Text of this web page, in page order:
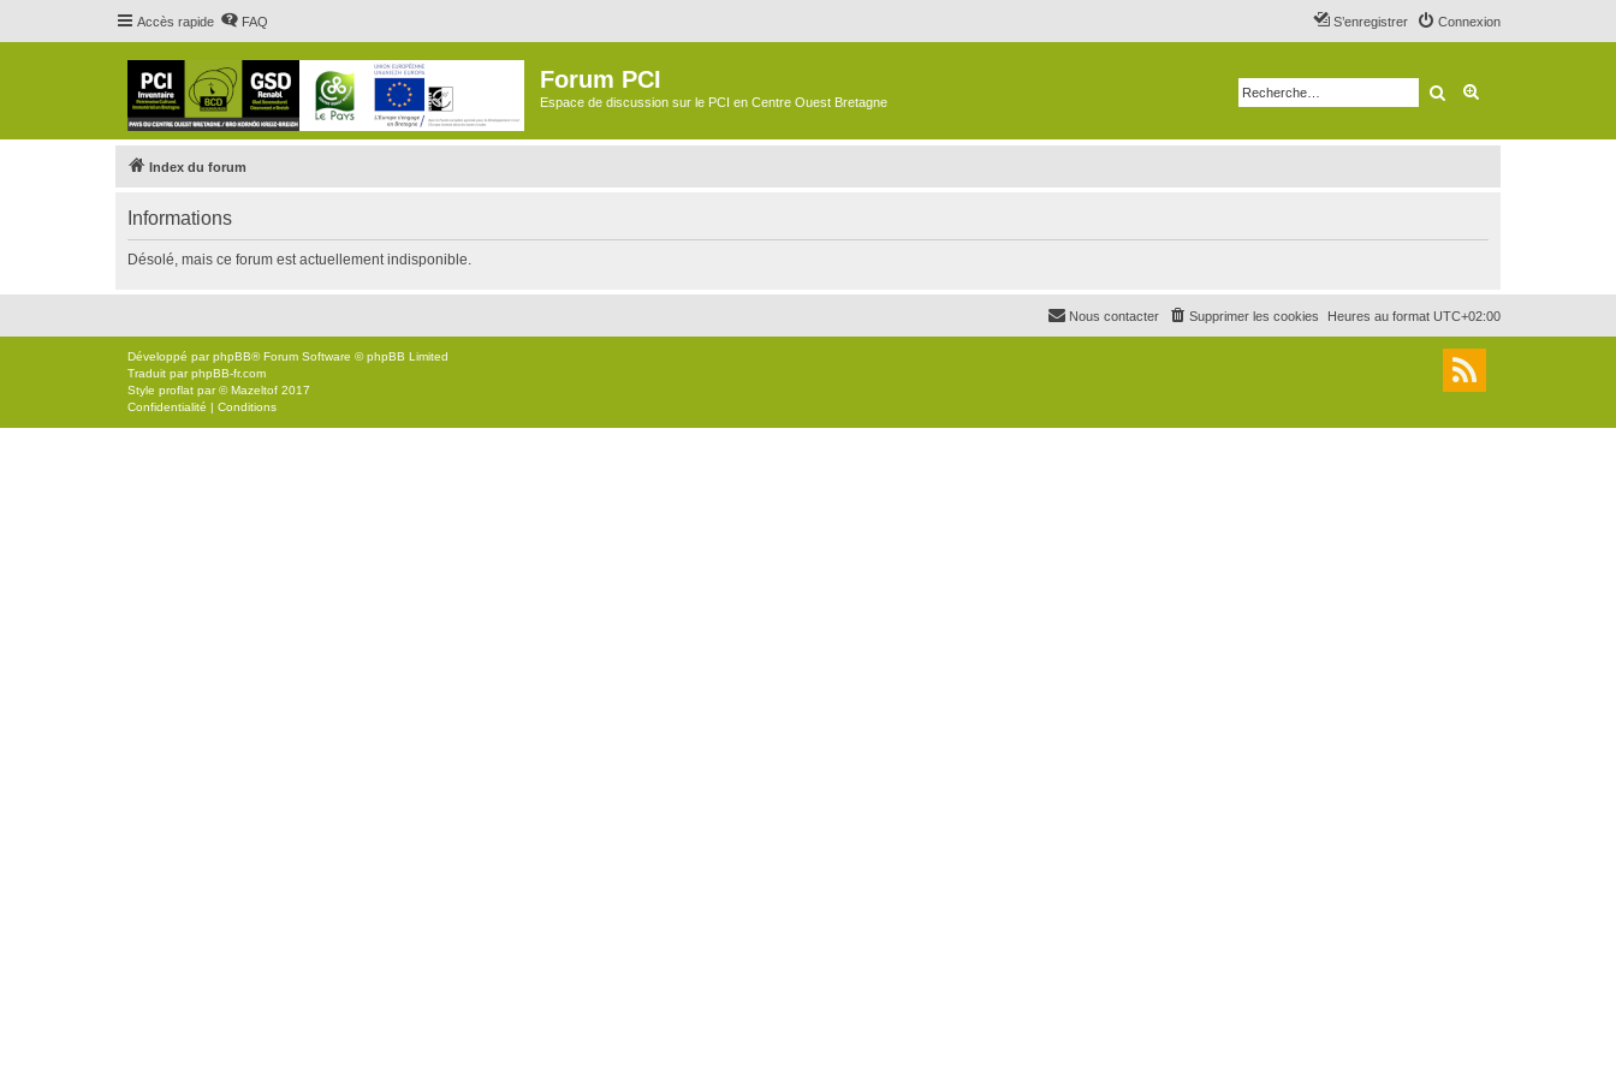
Accès rapide FAQ Connexion
S’enregistrer
Forum PCI
Espace de discussion sur le PCI en Centre Ouest Bretagne Rechercher
Index du forum
Informations
Désolé, mais ce forum est actuellement indisponible.
Heures au format UTC+02:00
Supprimer les cookies
Nous contacter
Développé parphpBB® Forum Software © phpBB Limited
Traduit parphpBB-fr.com
Style proflat par ©Mazeltof 2017
Confidentialité | Conditions